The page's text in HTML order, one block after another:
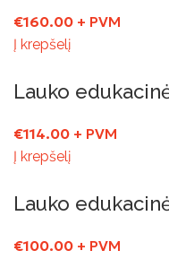
€160.00 + PVM
Į krepšelį
Lauko
€114.00 + PVM
Į krepšelį
Lauko
€100.00 + PVM